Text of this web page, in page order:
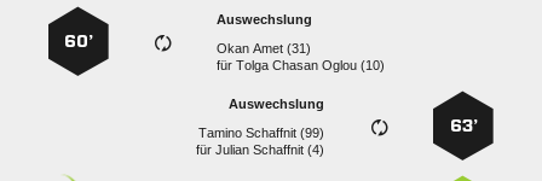
Auswechslung
  
für   
60’
63’
Auswechslung
  
für  